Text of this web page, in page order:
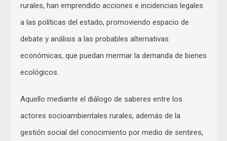
rurales, han emprendido acciones e incidencias legales
a las políticas del estado, promoviendo espacio de
debate y análisis a las probables alternativas
económicas, que puedan mermar la demanda de bienes
ecológicos.
Aquello mediante el diálogo de saberes entre los
actores socioambientales rurales, además de la
gestión social del conocimiento por medio de sentires,